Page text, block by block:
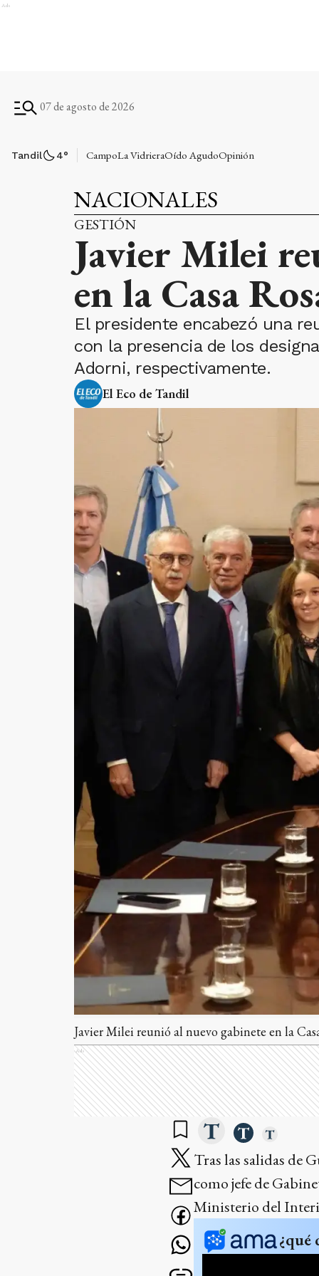
Ads
07 de agosto de 2026
Tandil 4° CampoLa VidrieraOído AgudoOpinión
NACIONALES
GESTIÓN
Javier Milei
en la Casa
El presidente encabezó una
con la presencia de los
Adorni, respectivamente.
El Eco de Tandil
Javier Milei reunió al nuevo gabinete en la
Ads
Tras las salidas de
como jefe de
Ministerio del
¿qué